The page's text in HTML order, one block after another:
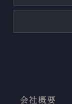
会社概要